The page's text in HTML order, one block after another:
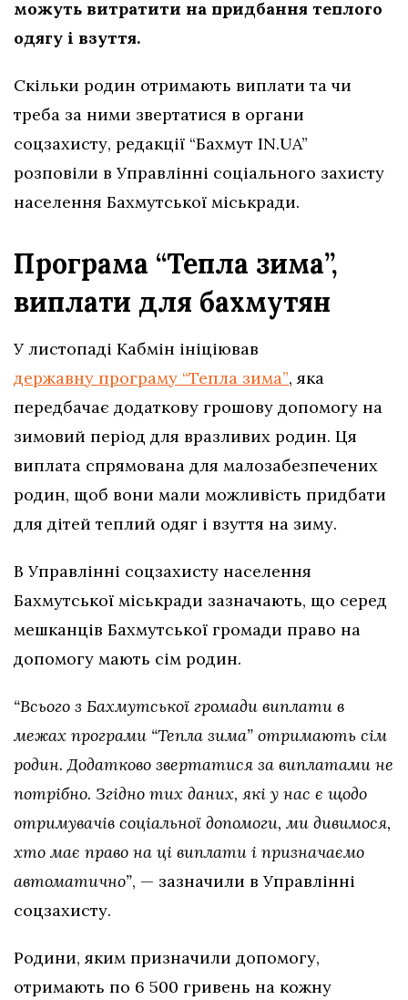
можуть витратити на придбання теплого
одягу і взуття.
Скільки родин отримають виплати та чи
треба за ними звертатися в органи
соцзахисту, редакції “Бахмут IN.UA”
розповіли в Управлінні соціального захисту
населення Бахмутської міськради.
Програма “Тепла зима”,
виплати для бахмутян
У листопаді Кабмін ініціював
державну програму “Тепла зима”, яка
передбачає додаткову грошову допомогу на
зимовий період для вразливих родин. Ця
виплата спрямована для малозабезпечених
родин, щоб вони мали можливість придбати
для дітей теплий одяг і взуття на зиму.
В Управлінні соцзахисту населення
Бахмутської міськради зазначають, що серед
мешканців Бахмутської громади право на
допомогу мають сім родин.
“Всього з Бахмутської громади виплати в
межах програми “Тепла зима” отримають сім
родин. Додатково звертатися за виплатами не
потрібно. Згідно тих даних, які у нас є щодо
отримувачів соціальної допомоги, ми дивимося,
хто має право на ці виплати і призначаємо
автоматично”, — зазначили в Управлінні
соцзахисту.
Родини, яким призначили допомогу,
отримають по 6 500 гривень на кожну